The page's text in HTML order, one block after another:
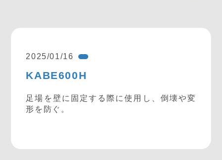
2025/01/16
KABE600H
足場を壁に固定する際に使用し、倒壊や変
形を防ぐ。